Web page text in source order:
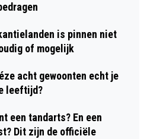
is pinnen niet
of mogelijk
acht gewoonten echt je
leeftijd?
een tandarts? En een
Dit zijn de officiële